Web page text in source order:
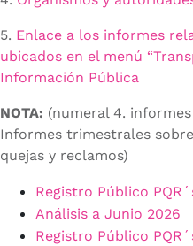
5. Enlace a los informes
ubicados en el menú
Información Pública
NOTA: (numeral 4.
Informes trimestrales
quejas y reclamos)
Registro Público
Análisis a Junio 2026
Registro Público